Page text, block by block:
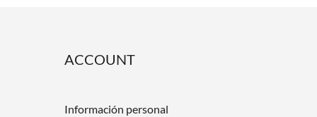
ACCOUNT
Información personal